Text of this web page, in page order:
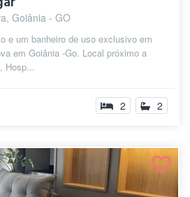
Goiânia - GO
e um banheiro de uso exclusivo em
em Goiânia -Go. Local próximo a
Hosp...
2 2